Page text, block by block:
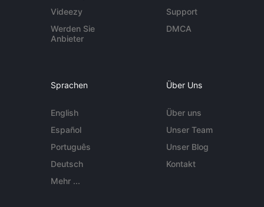
Videezy
Werden Sie
Anbieter
Support
DMCA
Sprachen
English
Español
Português
Deutsch
Mehr ...
Über Uns
Über uns
Unser Team
Unser Blog
Kontakt